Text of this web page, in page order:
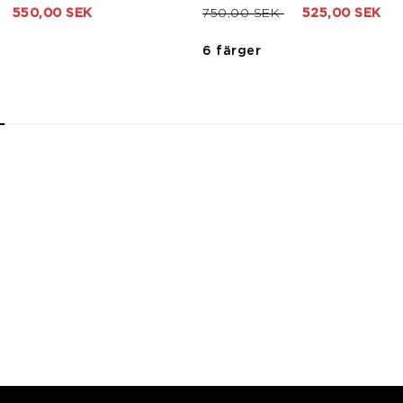
550,00 SEK
Pris nedsatt från
750,00 SEKtill 525,00 SEK
6 färger